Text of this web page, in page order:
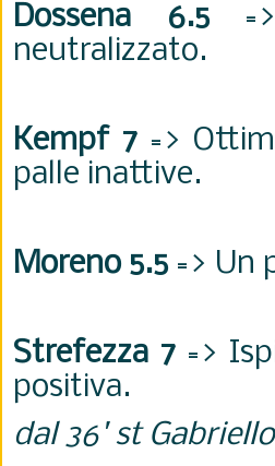
Dossena 6.5=>
neutralizzato.
Kempf 7 =>
palle inattive.
Moreno 5.5=> Un
Strefezza 7 =>
positiva.
dal 36' st